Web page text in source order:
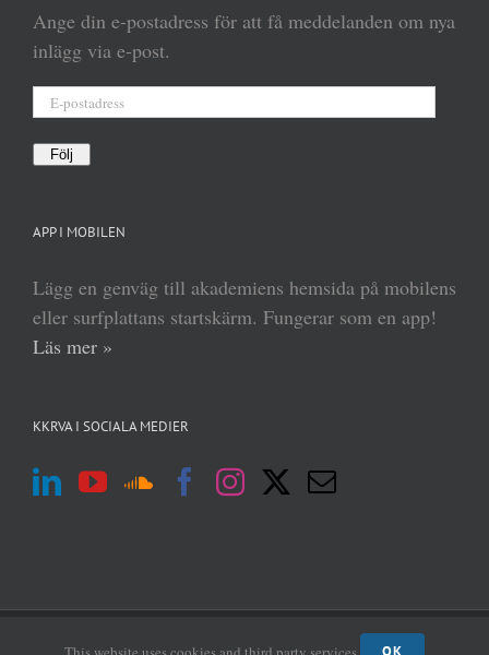
Ange din e-postadress för att få meddelanden om nya
inlägg via e-post.
Följ
APP I MOBILEN
Lägg en genväg till akademiens hemsida på mobilens
eller surfplattans startskärm. Fungerar som en app!
Läs mer »
KKRVA I SOCIALA MEDIER
MABRAB
Admin
OK